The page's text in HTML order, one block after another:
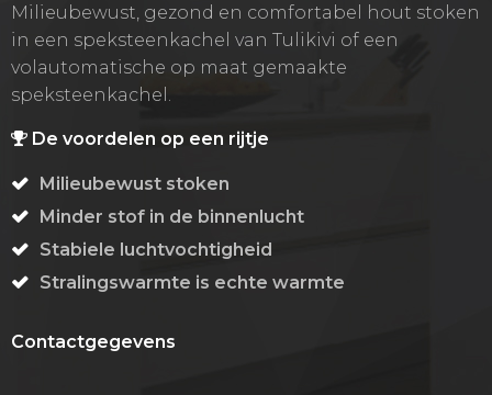
Milieubewust, gezond en comfortabel hout stoken
in een speksteenkachel van Tulikivi of een
volautomatische op maat gemaakte
speksteenkachel.
De voordelen op een rijtje
Milieubewust stoken
Minder stof in de binnenlucht
Stabiele luchtvochtigheid
Stralingswarmte is echte warmte
Contactgegevens